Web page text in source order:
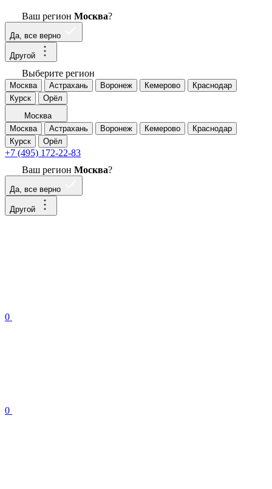
Ваш регион Москва?
Да, все верно
Другой
Выберите регион
Москва Астрахань Воронеж Кемерово
Краснодар
Курск
Орёл
Москва
Москва
Астрахань Воронеж Кемерово
Краснодар
Курск
Орёл
+7 (495) 172-22-83
Ваш регион Москва?
Да, все верно
Другой
0
0